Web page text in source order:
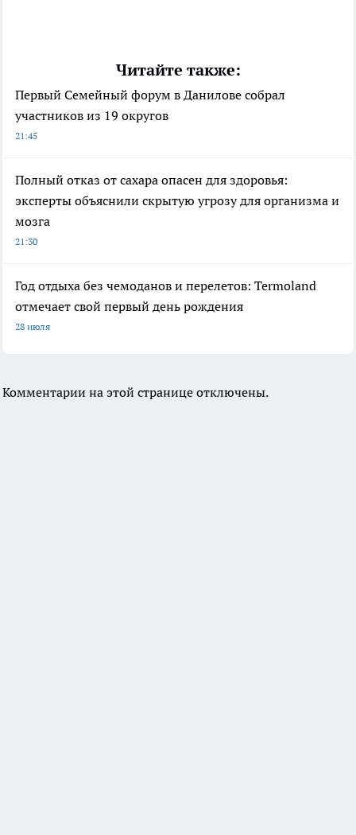
Читайте также:
Первый Семейный форум в Данилове собрал
участников из 19 округов
21:45
Полный отказ от сахара опасен для здоровья:
эксперты объяснили скрытую угрозу для организма и
мозга
21:30
Год отдыха без чемоданов и перелетов: Termoland
отмечает свой первый день рождения
28 июля
Комментарии на этой странице отключены.